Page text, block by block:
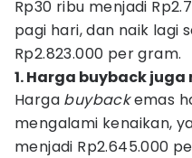
Rp30 ribu menjadi
pagi hari, dan naik lagi
Rp2.823.000 per gram.
1. Harga buyback juga
Harga buybackemas
mengalami kenaikan,
menjadi Rp2.645.000